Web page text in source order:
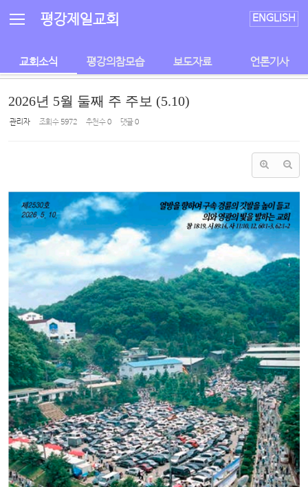
평강제일교회 ENGLISH
교회소식 평강의참모습 보도자료 언론기사
2026년 5월 둘째 주 주보 (5.10)
관리자 조회 수 5972 추천 수0 댓글0